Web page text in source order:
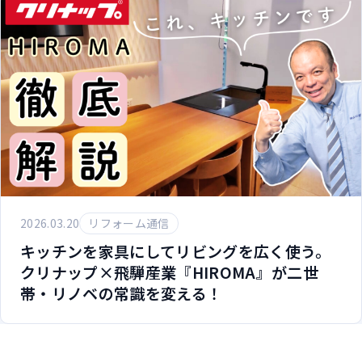
2026.03.20 リフォーム通信
キッチンを家具にしてリビングを広く使う。
クリナップ×飛騨産業『HIROMA』が二世
帯・リノベの常識を変える！